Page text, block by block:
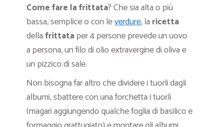
Come fare la frittata? Che sia alta o più
bassa, semplice o con leverdure, la ricetta
dellafrittataper 4 persone prevede un uovo
a persona, un filo di olio extravergine di oliva e
un pizzico di sale.
Non bisogna far altro che dividere i tuorli dagli
albumi, sbattere con una forchetta i tuorli
(magari aggiungendo qualche foglia di basilico e